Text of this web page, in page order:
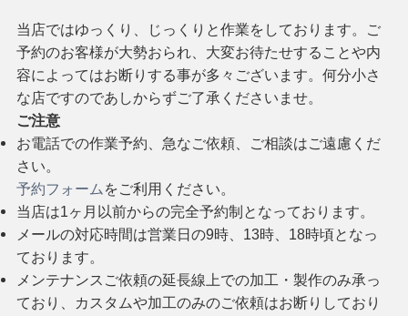
当店ではゆっくり、じっくりと作業をしております。ご
予約のお客様が大勢おられ、大変お待たせすることや内
容によってはお断りする事が多々ございます。何分小さ
な店ですのであしからずご了承くださいませ。
ご注意
お電話での作業予約、急なご依頼、ご相談はご遠慮くだ
さい。
予約フォーム をご利用ください。
当店は1ヶ月以前からの完全予約制となっております。
メールの対応時間は営業日の9時、13時、18時頃となっ
ております。
メンテナンスご依頼の延長線上での加工・製作のみ承っ
ており、カスタムや加工のみのご依頼はお断りしており